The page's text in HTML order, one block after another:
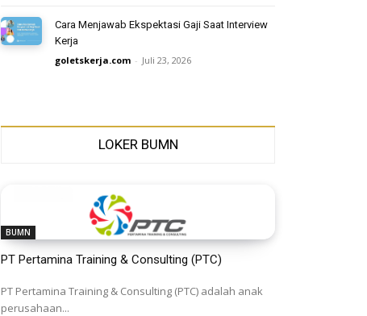
Cara Menjawab Ekspektasi Gaji Saat Interview
Kerja
goletskerja.com - Juli 23, 2026
LOKER BUMN
BUMN
PT Pertamina Training & Consulting (PTC)
PT Pertamina Training & Consulting (PTC) adalah anak
perusahaan...